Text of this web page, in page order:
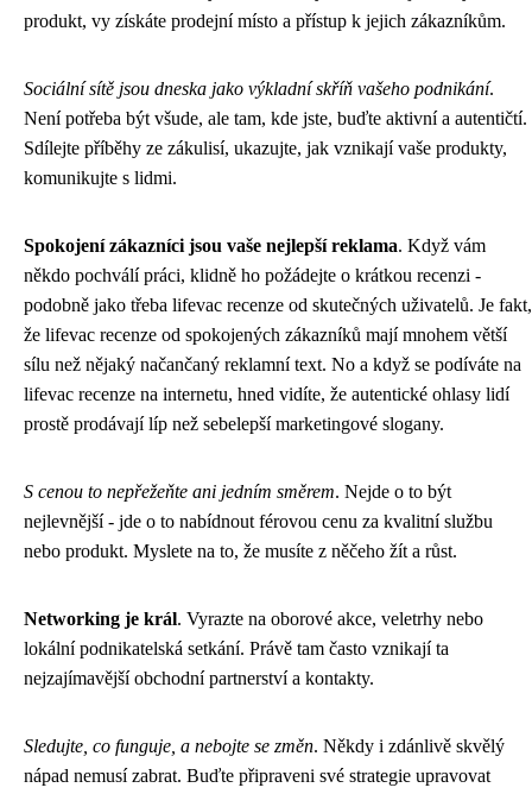
produkt, vy získáte prodejní místo a přístup k jejich zákazníkům.
Sociální sítě jsou dneska jako výkladní skříň vašeho podnikání.
Není potřeba být všude, ale tam, kde jste, buďte aktivní a autentičtí.
Sdílejte příběhy ze zákulisí, ukazujte, jak vznikají vaše produkty,
komunikujte s lidmi.
Spokojení zákazníci jsou vaše nejlepší reklama. Když vám
někdo pochválí práci, klidně ho požádejte o krátkou recenzi -
podobně jako třeba lifevac recenze od skutečných uživatelů. Je fakt,
že lifevac recenze od spokojených zákazníků mají mnohem větší
sílu než nějaký načančaný reklamní text. No a když se podíváte na
lifevac recenze na internetu, hned vidíte, že autentické ohlasy lidí
prostě prodávají líp než sebelepší marketingové slogany.
S cenou to nepřežeňte ani jedním směrem. Nejde o to být
nejlevnější - jde o to nabídnout férovou cenu za kvalitní službu
nebo produkt. Myslete na to, že musíte z něčeho žít a růst.
Networking je král. Vyrazte na oborové akce, veletrhy nebo
lokální podnikatelská setkání. Právě tam často vznikají ta
nejzajímavější obchodní partnerství a kontakty.
Sledujte, co funguje, a nebojte se změn. Někdy i zdánlivě skvělý
nápad nemusí zabrat. Buďte připraveni své strategie upravovat